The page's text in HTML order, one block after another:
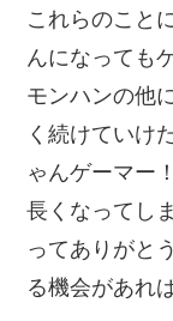
これらのこと
んになっても
モンハンの他
く続けていけ
ゃんゲーマー！
長くなってし
ってありがと
る機会があれ